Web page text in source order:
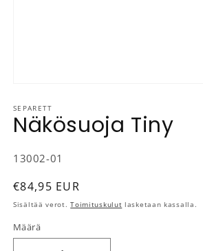
SEPARETT
Näkösuoja Tiny
SKU-koodi:
13002-01
Normaalihinta
€84,95 EUR
Sisältää verot.Toimituskulut lasketaan kassalla.
Määrä
Määrä